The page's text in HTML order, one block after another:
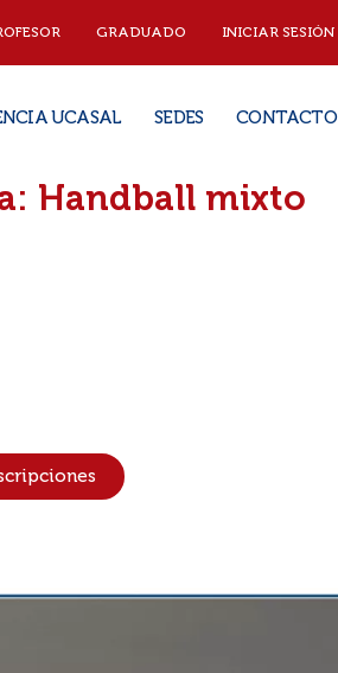
GRADUADO INICIAR SESIÓN
UCASAL SEDES CONTACTO
Handball mixto